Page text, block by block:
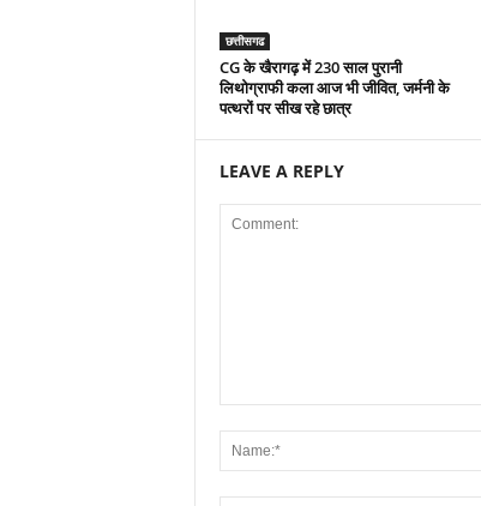
छत्तीसगढ
CG के खैरागढ़ में 230 साल पुरानी
लिथोग्राफी कला आज भी जीवित, जर्मनी के
पत्थरों पर सीख रहे छात्र
LEAVE A REPLY